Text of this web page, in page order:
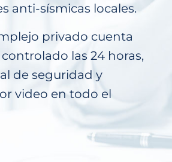
anti-sísmicas locales.
privado cuenta
las 24 horas,
de seguridad y
video en todo el